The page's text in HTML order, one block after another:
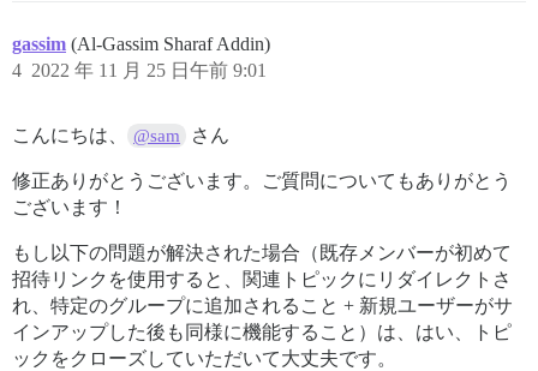
gassim (Al-Gassim Sharaf Addin)
2022 年 11 月 25 日午前 9:01
4
こんにちは、 @sam さん
修正ありがとうございます。ご質問についてもありがとう
ございます！
もし以下の問題が解決された場合（既存メンバーが初めて
招待リンクを使用すると、関連トピックにリダイレクトさ
れ、特定のグループに追加されること + 新規ユーザーがサ
インアップした後も同様に機能すること）は、はい、トピ
ックをクローズしていただいて大丈夫です。